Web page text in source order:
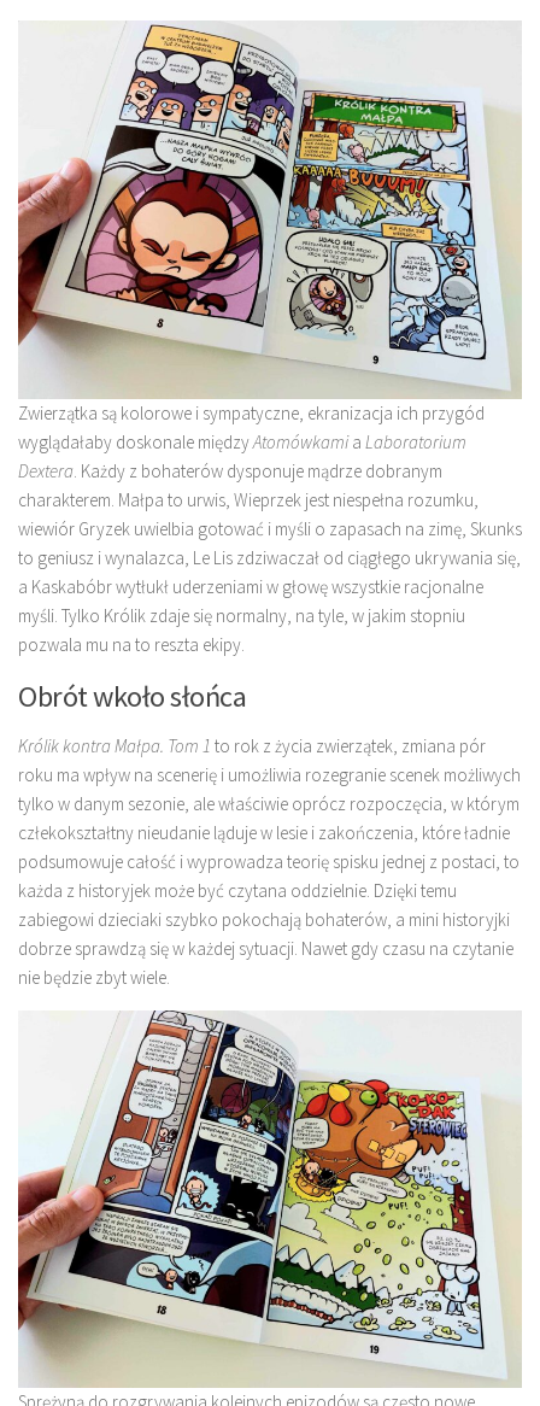
Zwierzątka są kolorowe i sympatyczne, ekranizacja ich przygód
wyglądałaby doskonale międzyAtomówkamia Laboratorium
Dextera . Każdy z bohaterów dysponuje mądrze dobranym
charakterem. Małpa to urwis, Wieprzek jest niespełna rozumku,
wiewiór Gryzek uwielbia gotować i myśli o zapasach na zimę, Skunks
to geniusz i wynalazca, Le Lis zdziwaczał od ciągłego ukrywania się,
a Kaskabóbr wytłukł uderzeniami w głowę wszystkie racjonalne
myśli. Tylko Królik zdaje się normalny, na tyle, w jakim stopniu
pozwala mu na to reszta ekipy.
Obrót wkoło słońca
Królik kontra Małpa. Tom 1 to rok z życia zwierzątek, zmiana pór
roku ma wpływ na scenerię i umożliwia rozegranie scenek możliwych
tylko w danym sezonie, ale właściwie oprócz rozpoczęcia, w którym
człekokształtny nieudanie ląduje w lesie i zakończenia, które ładnie
podsumowuje całość i wyprowadza teorię spisku jednej z postaci, to
każda z historyjek może być czytana oddzielnie. Dzięki temu
zabiegowi dzieciaki szybko pokochają bohaterów, a mini historyjki
dobrze sprawdzą się w każdej sytuacji. Nawet gdy czasu na czytanie
nie będzie zbyt wiele.